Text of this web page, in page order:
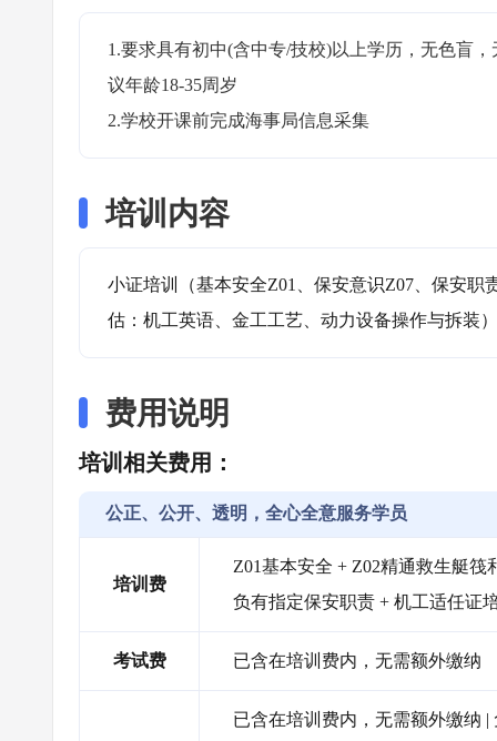
1.要求具有初中(含中专/技校)以上学历，无色盲
议年龄18-35周岁
2.学校开课前完成海事局信息采集
培训内容
小证培训（基本安全Z01、保安意识Z07、保安
估：机工英语、金工工艺、动力设备操作与拆装）
费用说明
培训相关费用：
公正、公开、透明，全心全意服务学员
培训费
Z01基本安全 + Z02精通救生艇筏
负有指定保安职责 + 机工适任证
考试费 已含在培训费内，无需额外缴纳
已含在培训费内，无需额外缴纳